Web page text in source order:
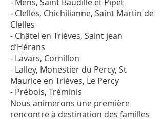
- Clelles, Chichilianne, Saint Martin de
Clelles
- Châtel en Trièves, Saint jean
d’Hérans
- Lavars, Cornillon
- Lalley, Monestier du Percy, St
Maurice en Trièves, Le Percy
- Prébois, Tréminis
Nous animerons une première
rencontre à destination des familles